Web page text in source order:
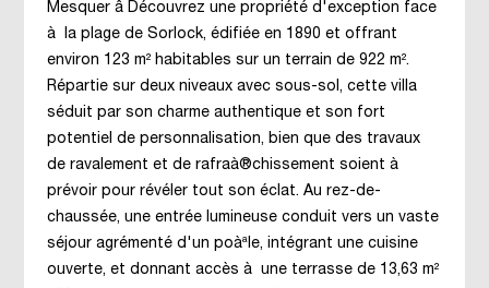
Mesquer â Découvrez une propriété d'exception face
à la plage de Sorlock, édifiée en 1890 et offrant
environ 123 m² habitables sur un terrain de 922 m².
Répartie sur deux niveaux avec sous-sol, cette villa
séduit par son charme authentique et son fort
potentiel de personnalisation, bien que des travaux
de ravalement et de rafraà®chissement soient à
prévoir pour révéler tout son éclat. Au rez-de-
chaussée, une entrée lumineuse conduit vers un vaste
séjour agrémenté d'un poàªle, intégrant une cuisine
ouverte, et donnant accès à une terrasse de 13,63 m²